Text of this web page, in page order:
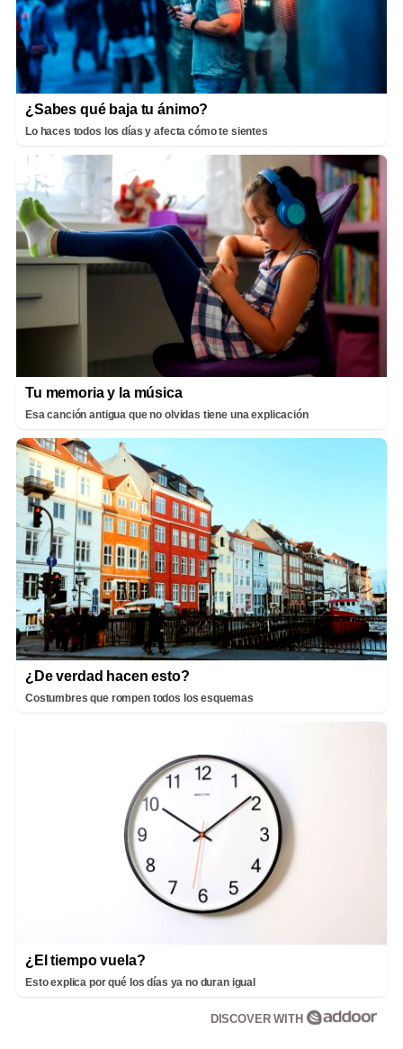
¿Sabes qué baja tu ánimo?
Lo haces todos los días y afecta cómo te sientes
Tu memoria y la música
Esa canción antigua que no olvidas tiene una explicación
¿De verdad hacen esto?
Costumbres que rompen todos los esquemas
¿El tiempo vuela?
Esto explica por qué los días ya no duran igual
DISCOVER WITH